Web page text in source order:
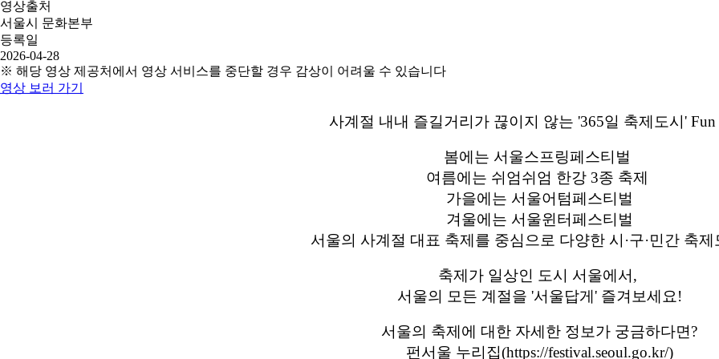
영상출처
서울시 문화본부
등록일
2026-04-28
※ 해당 영상 제공처에서 영상 서비스를 중단할 경우 감상이 어려울 수 있습니다
영상 보러 가기
사계절 내내 즐길거리가 끊이지 않는 '365일 축제도시' Fun
봄에는 서울스프링페스티벌
여름에는 쉬엄쉬엄 한강 3종 축제
가을에는 서울어텀페스티벌
겨울에는 서울윈터페스티벌
서울의 사계절 대표 축제를 중심으로 다양한 시·구·민간 축제
축제가 일상인 도시 서울에서,
서울의 모든 계절을 '서울답게' 즐겨보세요!
서울의 축제에 대한 자세한 정보가 궁금하다면?
펀서울 누리집(https://festival.seoul.go.kr/)